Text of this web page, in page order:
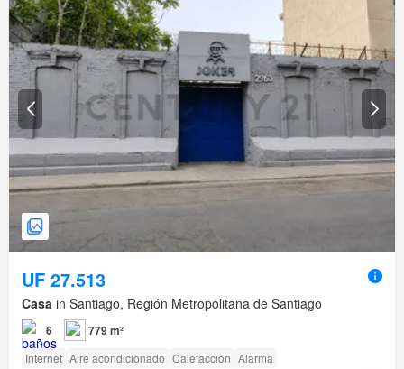
UF 27.513
Casa in Santiago, Región Metropolitana de Santiago
6 779 m²
Internet Aire acondicionado Calefacción Alarma